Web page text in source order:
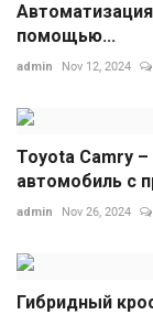
помощью...
admin Nov 12, 2024
Toyota Camry
автомобиль с
admin Nov 26, 2024
Гибридный